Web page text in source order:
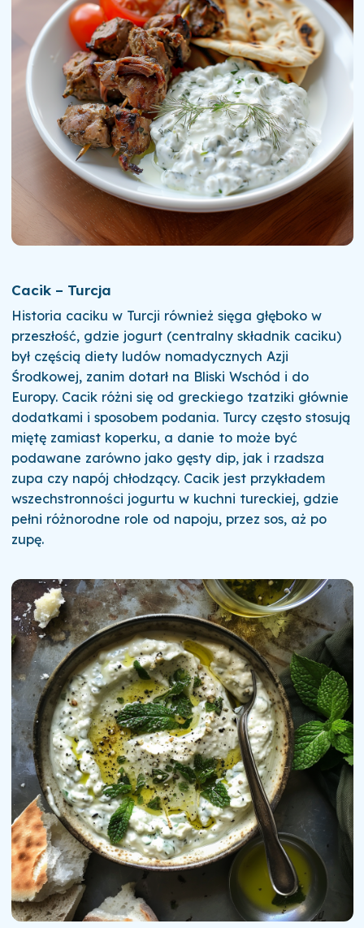
Cacik – Turcja
Historia caciku w Turcji również sięga głęboko w
przeszłość, gdzie jogurt (centralny składnik caciku)
był częścią diety ludów nomadycznych Azji
Środkowej, zanim dotarł na Bliski Wschód i do
Europy. Cacik różni się od greckiego tzatziki głównie
dodatkami i sposobem podania. Turcy często stosują
miętę zamiast koperku, a danie to może być
podawane zarówno jako gęsty dip, jak i rzadsza
zupa czy napój chłodzący. Cacik jest przykładem
wszechstronności jogurtu w kuchni tureckiej, gdzie
pełni różnorodne role od napoju, przez sos, aż po
zupę.